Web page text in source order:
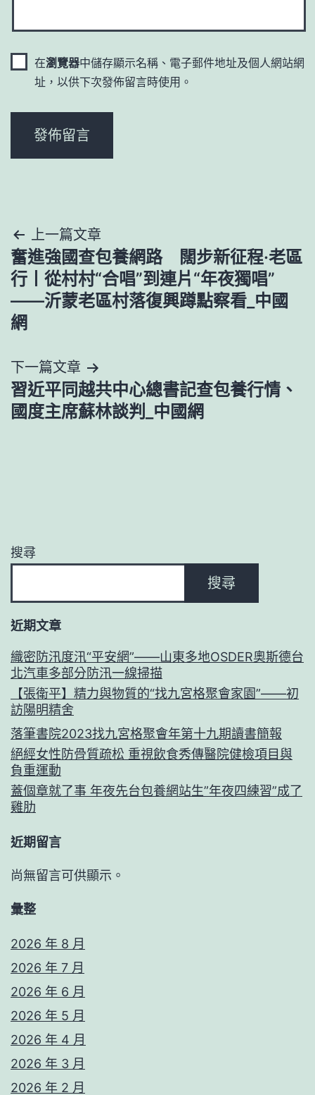
在瀏覽器中儲存顯示名稱、電子郵件地址及個人網站網
址，以供下次發佈留言時使用。
文
章
導
覽
上一篇文章
奮進強國查包養網路 闊步新征程·老區
行丨從村村“合唱”到連片“年夜獨唱”
——沂蒙老區村落復興蹲點察看_中國
網
下一篇文章
習近平同越共中心總書記查包養行情、
國度主席蘇林談判_中國網
搜尋
搜尋
近期文章
織密防汛度汛“平安網”——山東多地OSDER奧斯德台
北汽車多部分防汛一線掃描
【張衛平】精力與物質的“找九宮格聚會家園”——初
訪陽明精舍
落筆書院2023找九宮格聚會年第十九期讀書簡報
絕經女性防骨質疏松 重視飲食秀傳醫院健檢項目與
負重運動
蓋個章就了事 年夜先台包養網站生”年夜四練習”成了
雞肋
近期留言
尚無留言可供顯示。
彙整
2026 年 8 月
2026 年 7 月
2026 年 6 月
2026 年 5 月
2026 年 4 月
2026 年 3 月
2026 年 2 月